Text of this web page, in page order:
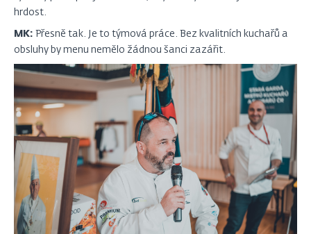
hrdost.
MK: Přesně tak. Je to týmová práce. Bez kvalitních kuchařů a
obsluhy by menu nemělo žádnou šanci zazářit.